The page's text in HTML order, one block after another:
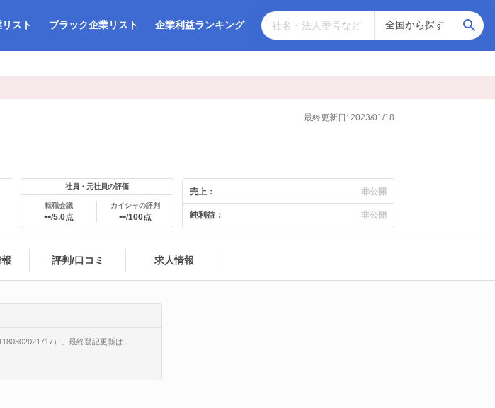
スト ブラック企業リスト 企業利益ランキング
最終更新日: 2023/01/18
社員・元社員の評価
転職会議
--/5.0点
カイシャの評判
--/100点
売上： 非公開
純利益： 非公開
評判/口コミ 求人情報
）。最終登記更新は